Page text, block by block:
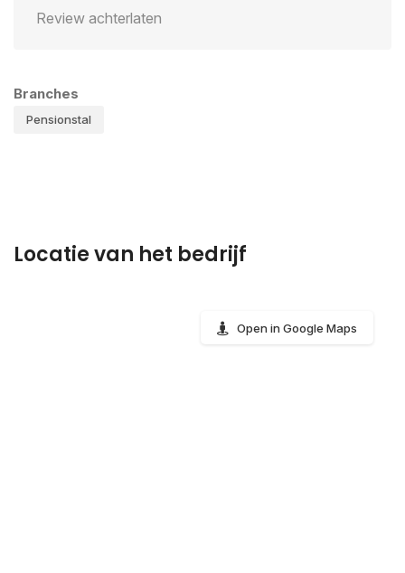
Review achterlaten
Branches
Pensionstal
Locatie van het bedrijf
Open in Google Maps